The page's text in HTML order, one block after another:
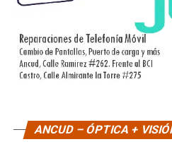
ANCUD – ÓPTICA +